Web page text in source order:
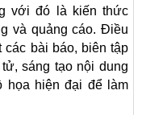
với đó là kiến thức
và quảng cáo. Điều
các bài báo, biên tập
sáng tạo nội dung
họa hiện đại để làm